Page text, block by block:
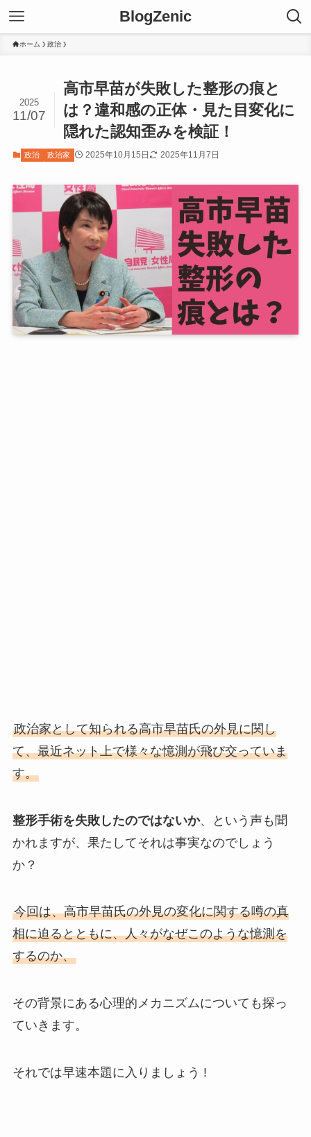
BlogZenic
ホーム 政治
高市早苗が失敗した整形の痕と
は？違和感の正体・見た目変化に
隠れた認知歪みを検証！
2025
11/07
政治 政治家 2025年10月15日 2025年11月7日
政治家として知られる高市早苗氏の外見に関し
て、最近ネット上で様々な憶測が飛び交っていま
す。
整形手術を失敗したのではないか、という声も聞
かれますが、果たしてそれは事実なのでしょう
か？
今回は、高市早苗氏の外見の変化に関する噂の真
相に迫るとともに、人々がなぜこのような憶測を
するのか、
その背景にある心理的メカニズムについても探っ
ていきます。
それでは早速本題に入りましょう !